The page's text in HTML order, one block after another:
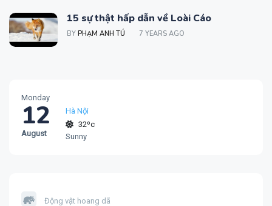
Monday
12
August
Hà Nội
32ºc
Sunny
Động vật hoang dã
15 sự thật hấp dẫn về Loài Cáo
BY PHẠM ANH TÚ 7 YEARS AGO